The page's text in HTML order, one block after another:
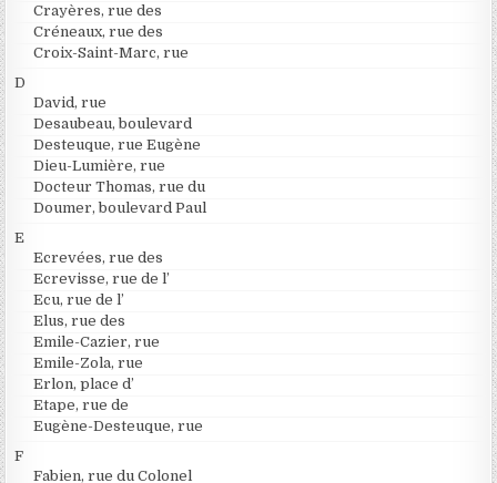
Crayères, rue des
Créneaux, rue des
Croix-Saint-Marc, rue
D
David, rue
Desaubeau, boulevard
Desteuque, rue Eugène
Dieu-Lumière, rue
Docteur Thomas, rue du
Doumer, boulevard Paul
E
Ecrevées, rue des
Ecrevisse, rue de l’
Ecu, rue de l’
Elus, rue des
Emile-Cazier, rue
Emile-Zola, rue
Erlon, place d’
Etape, rue de
Eugène-Desteuque, rue
F
Fabien, rue du Colonel